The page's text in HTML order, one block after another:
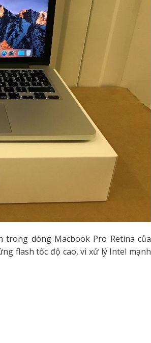
trong dòng Macbook Pro Retina của
flash tốc độ cao, vi xử lý Intel mạnh